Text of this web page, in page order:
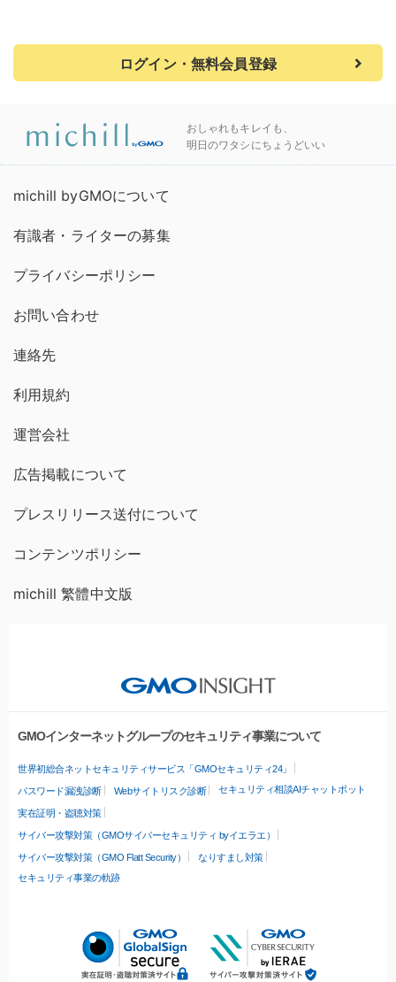
ログイン・無料会員登録
おしゃれもキレイも、
明日のワタシにちょうどいい
michill byGMOについて
有識者・ライターの募集
プライバシーポリシー
お問い合わせ
連絡先
利用規約
運営会社
広告掲載について
プレスリリース送付について
コンテンツポリシー
michill 繁體中文版
GMOインターネットグループのセキュリティ事業について
世界初総合ネットセキュリティサービス「GMOセキュリティ24」
パスワード漏洩診断 Webサイトリスク診断 セキュリティ相談AIチャットボット
実在証明・盗聴対策
サイバー攻撃対策（GMOサイバーセキュリティ byイエラエ）
サイバー攻撃対策（GMO Flatt Security）
なりすまし対策
セキュリティ事業の軌跡